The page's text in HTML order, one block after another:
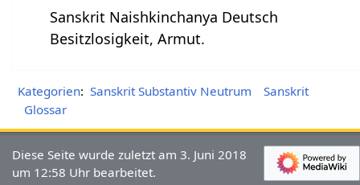
Sanskrit Naishkinchanya Deutsch
Besitzlosigkeit, Armut.
Kategorien: Sanskrit Substantiv Neutrum
Sanskrit
Glossar
Diese Seite wurde zuletzt am 3. Juni 2018
um 12:58 Uhr bearbeitet.